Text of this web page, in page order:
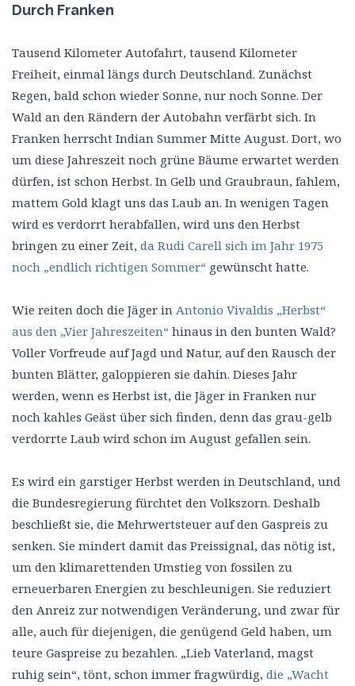
Durch Franken
Tausend Kilometer Autofahrt, tausend Kilometer
Freiheit, einmal längs durch Deutschland. Zunächst
Regen, bald schon wieder Sonne, nur noch Sonne. Der
Wald an den Rändern der Autobahn verfärbt sich. In
Franken herrscht Indian Summer Mitte August. Dort, wo
um diese Jahreszeit noch grüne Bäume erwartet werden
dürfen, ist schon Herbst. In Gelb und Graubraun, fahlem,
mattem Gold klagt uns das Laub an. In wenigen Tagen
wird es verdorrt herabfallen, wird uns den Herbst
bringen zu einer Zeit, da Rudi Carell sich im Jahr 1975
noch „endlich richtigen Sommer“ gewünscht hatte.
Wie reiten doch die Jäger in Antonio Vivaldis „Herbst“
aus den „Vier Jahreszeiten“ hinaus in den bunten Wald?
Voller Vorfreude auf Jagd und Natur, auf den Rausch der
bunten Blätter, galoppieren sie dahin. Dieses Jahr
werden, wenn es Herbst ist, die Jäger in Franken nur
noch kahles Geäst über sich finden, denn das grau-gelb
verdorrte Laub wird schon im August gefallen sein.
Es wird ein garstiger Herbst werden in Deutschland, und
die Bundesregierung fürchtet den Volkszorn. Deshalb
beschließt sie, die Mehrwertsteuer auf den Gaspreis zu
senken. Sie mindert damit das Preissignal, das nötig ist,
um den klimarettenden Umstieg von fossilen zu
erneuerbaren Energien zu beschleunigen. Sie reduziert
den Anreiz zur notwendigen Veränderung, und zwar für
alle, auch für diejenigen, die genügend Geld haben, um
teure Gaspreise zu bezahlen. „Lieb Vaterland, magst
ruhig sein“, tönt, schon immer fragwürdig, die „Wacht